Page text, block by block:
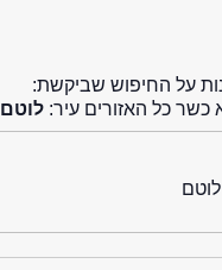
על החיפוש שביקשת:
כשר כל האזורים עיר: לוטם
לוטם